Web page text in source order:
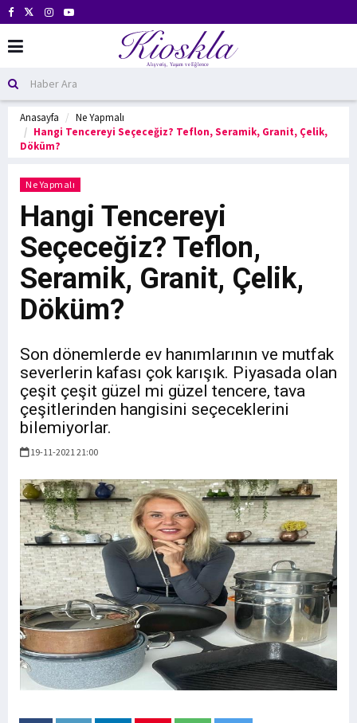
Anasayfa
Ne Yapmalı
Hangi Tencereyi Seçeceğiz? Teflon, Seramik, Granit, Çelik,
Döküm?
Ne Yapmalı
Hangi Tencereyi
Seçeceğiz? Teflon,
Seramik, Granit, Çelik,
Döküm?
Son dönemlerde ev hanımlarının ve mutfak
severlerin kafası çok karışık. Piyasada olan
çeşit çeşit güzel mi güzel tencere, tava
çeşitlerinden hangisini seçeceklerini
bilemiyorlar.
19-11-2021 21:00